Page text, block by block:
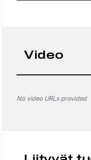
Video
No video URLs provided